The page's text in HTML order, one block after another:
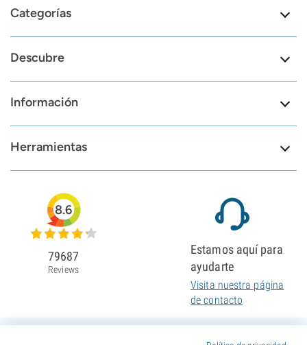
Categorías
Descubre
Información
Herramientas
8.6
79687
Reviews
Estamos aquí para
ayudarte
Visita nuestra página
de contacto